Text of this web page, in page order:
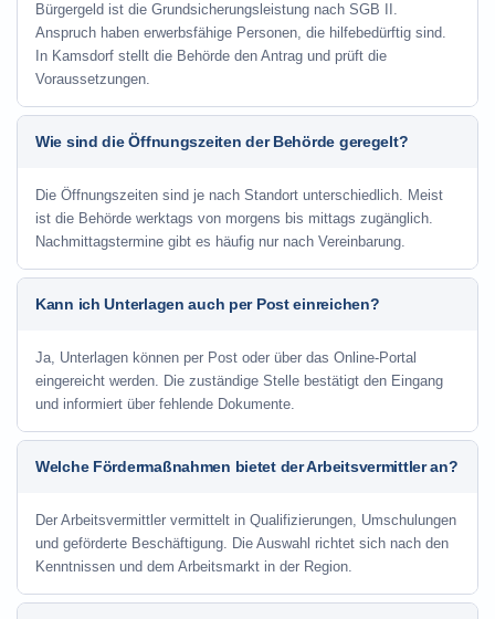
Bürgergeld ist die Grundsicherungsleistung nach SGB II.
Anspruch haben erwerbsfähige Personen, die hilfebedürftig sind.
In Kamsdorf stellt die Behörde den Antrag und prüft die
Voraussetzungen.
Wie sind die Öffnungszeiten der Behörde geregelt?
Die Öffnungszeiten sind je nach Standort unterschiedlich. Meist
ist die Behörde werktags von morgens bis mittags zugänglich.
Nachmittagstermine gibt es häufig nur nach Vereinbarung.
Kann ich Unterlagen auch per Post einreichen?
Ja, Unterlagen können per Post oder über das Online-Portal
eingereicht werden. Die zuständige Stelle bestätigt den Eingang
und informiert über fehlende Dokumente.
Welche Fördermaßnahmen bietet der Arbeitsvermittler an?
Der Arbeitsvermittler vermittelt in Qualifizierungen, Umschulungen
und geförderte Beschäftigung. Die Auswahl richtet sich nach den
Kenntnissen und dem Arbeitsmarkt in der Region.